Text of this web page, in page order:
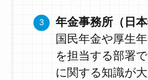
年金事務所（日本
国民年金や厚生
を担当する部署
に関する知識が